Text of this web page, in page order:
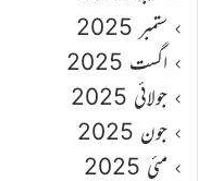
ستمبر 2025
اگست 2025
جولائی 2025
جون 2025
مئی 2025